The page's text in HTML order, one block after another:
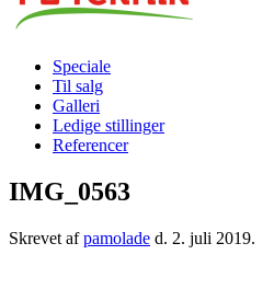
Speciale
Til salg
Galleri
Ledige stillinger
Referencer
IMG_0563
Skrevet afpamolade d. 2. juli 2019.